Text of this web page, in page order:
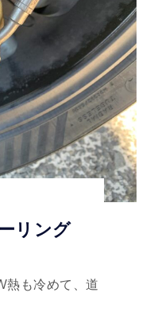
リング
熱も冷めて、道